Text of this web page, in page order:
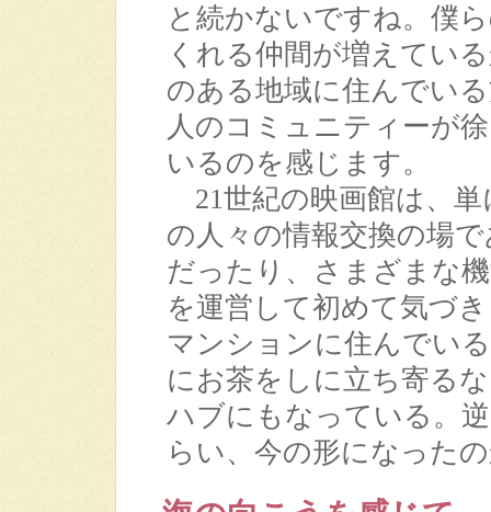
と続かないですね。僕
くれる仲間が増えてい
のある地域に住んでい
人のコミュニティーが
いるのを感じます。
21世紀の映画館は、
の人々の情報交換の場
だったり、さまざまな
を運営して初めて気づ
マンションに住んでい
にお茶をしに立ち寄る
ハブにもなっている。
らい、今の形になった